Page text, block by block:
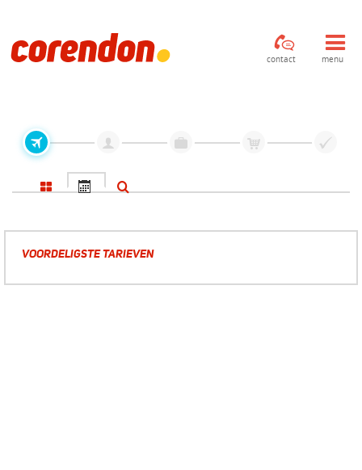
contact menu
VOORDELIGSTE TARIEVEN